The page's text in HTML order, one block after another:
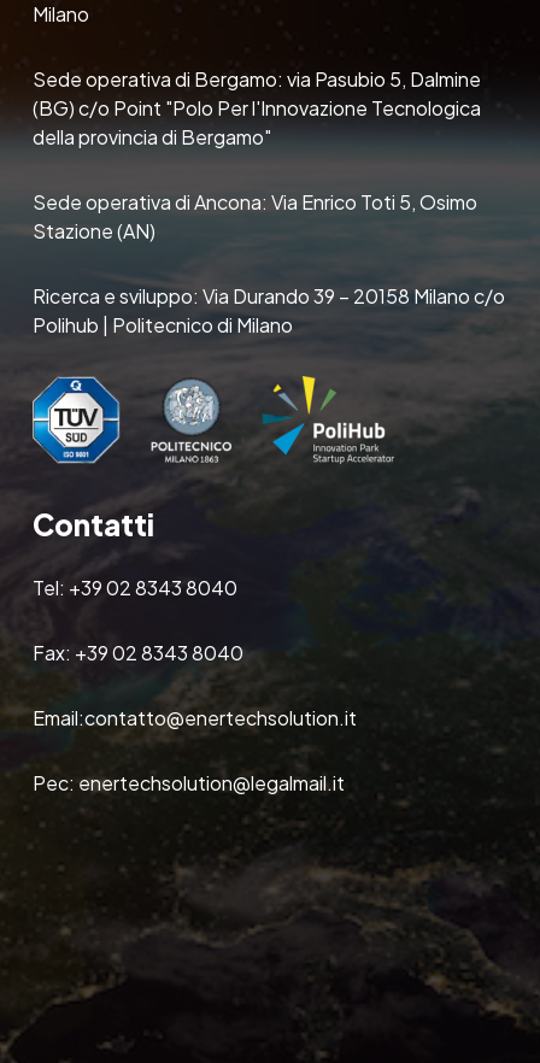
Milano
Sede operativa di Bergamo: via Pasubio 5, Dalmine
(BG) c/o Point "Polo Per l'Innovazione Tecnologica
della provincia di Bergamo"
Sede operativa di Ancona: Via Enrico Toti 5, Osimo
Stazione (AN)
Ricerca e sviluppo: Via Durando 39 – 20158 Milano c/o
Polihub | Politecnico di Milano
Contatti
Tel: +39 02 8343 8040
Fax: +39 02 8343 8040
Email:contatto@enertechsolution.it
Pec: enertechsolution@legalmail.it